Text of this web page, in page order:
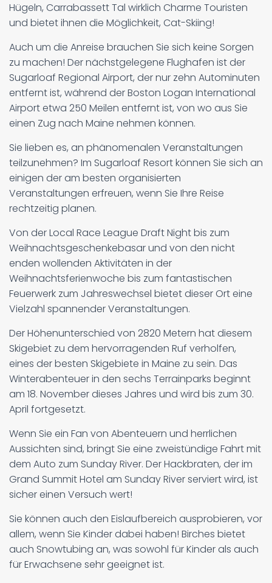
Hügeln, Carrabassett Tal wirklich Charme Touristen
und bietet ihnen die Möglichkeit, Cat-Skiing!
Auch um die Anreise brauchen Sie sich keine Sorgen
zu machen! Der nächstgelegene Flughafen ist der
Sugarloaf Regional Airport, der nur zehn Autominuten
entfernt ist, während der Boston Logan International
Airport etwa 250 Meilen entfernt ist, von wo aus Sie
einen Zug nach Maine nehmen können.
Sie lieben es, an phänomenalen Veranstaltungen
teilzunehmen? Im Sugarloaf Resort können Sie sich an
einigen der am besten organisierten
Veranstaltungen erfreuen, wenn Sie Ihre Reise
rechtzeitig planen.
Von der Local Race League Draft Night bis zum
Weihnachtsgeschenkebasar und von den nicht
enden wollenden Aktivitäten in der
Weihnachtsferienwoche bis zum fantastischen
Feuerwerk zum Jahreswechsel bietet dieser Ort eine
Vielzahl spannender Veranstaltungen.
Der Höhenunterschied von 2820 Metern hat diesem
Skigebiet zu dem hervorragenden Ruf verholfen,
eines der besten Skigebiete in Maine zu sein. Das
Winterabenteuer in den sechs Terrainparks beginnt
am 18. November dieses Jahres und wird bis zum 30.
April fortgesetzt.
Wenn Sie ein Fan von Abenteuern und herrlichen
Aussichten sind, bringt Sie eine zweistündige Fahrt mit
dem Auto zum Sunday River. Der Hackbraten, der im
Grand Summit Hotel am Sunday River serviert wird, ist
sicher einen Versuch wert!
Sie können auch den Eislaufbereich ausprobieren, vor
allem, wenn Sie Kinder dabei haben! Birches bietet
auch Snowtubing an, was sowohl für Kinder als auch
für Erwachsene sehr geeignet ist.